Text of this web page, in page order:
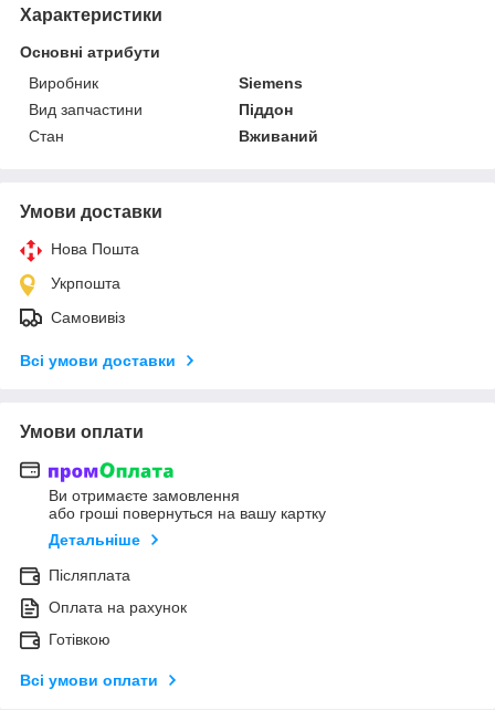
Характеристики
Основні атрибути
Виробник
Siemens
Вид запчастини
Піддон
Стан
Вживаний
Умови доставки
Нова Пошта
Укрпошта
Самовивіз
Всі умови доставки
Умови оплати
Ви отримаєте замовлення
або гроші повернуться на вашу картку
Детальніше
Післяплата
Оплата на рахунок
Готівкою
Всі умови оплати